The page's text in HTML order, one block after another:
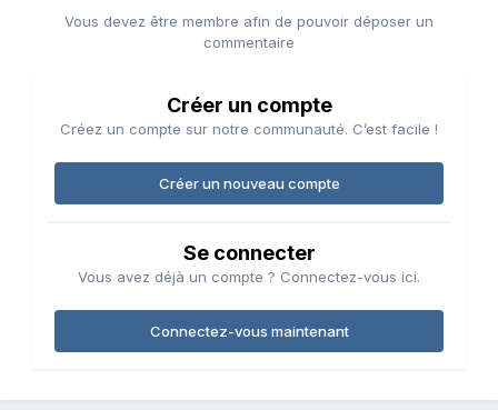
Vous devez être membre afin de pouvoir déposer un
commentaire
Créer un compte
Créez un compte sur notre communauté. C’est facile !
Créer un nouveau compte
Se connecter
Vous avez déjà un compte ? Connectez-vous ici.
Connectez-vous maintenant